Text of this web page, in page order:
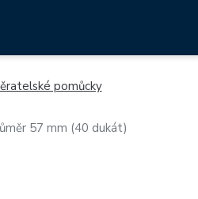
pomůcky
57 mm (40 dukát)